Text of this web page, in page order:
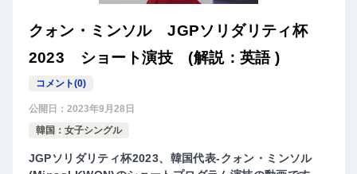
クォン・ミンソル JGPソリダリティ杯
2023 ショート演技 (解説：英語 )
コメント(0)
公開日： 2023年9月28日
韓国：女子シングル
JGPソリダリティ杯2023、韓国代表-クォン・ミンソル